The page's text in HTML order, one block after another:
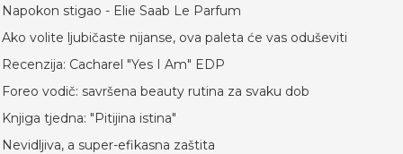
Napokon stigao - Elie Saab Le Parfum
Ako volite ljubičaste nijanse, ova paleta će vas oduševiti
Recenzija: Cacharel "Yes I Am" EDP
Foreo vodič: savršena beauty rutina za svaku dob
Knjiga tjedna: "Pitijina istina"
Nevidljiva, a super-efikasna zaštita